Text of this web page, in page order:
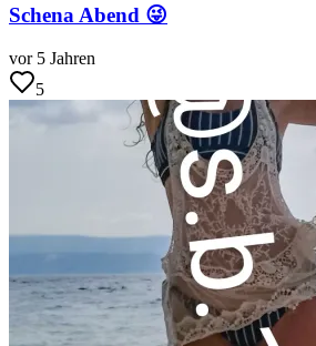
Schena Abend 😜
vor 5 Jahren
5